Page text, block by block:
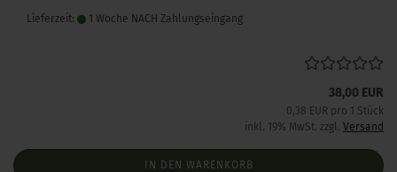
Lieferzeit: 1 Woche NACH Zahlungseingang
38,00 EUR
0,38 EUR pro 1 Stück
inkl. 19% MwSt. zzgl. Versand
IN DEN WARENKORB